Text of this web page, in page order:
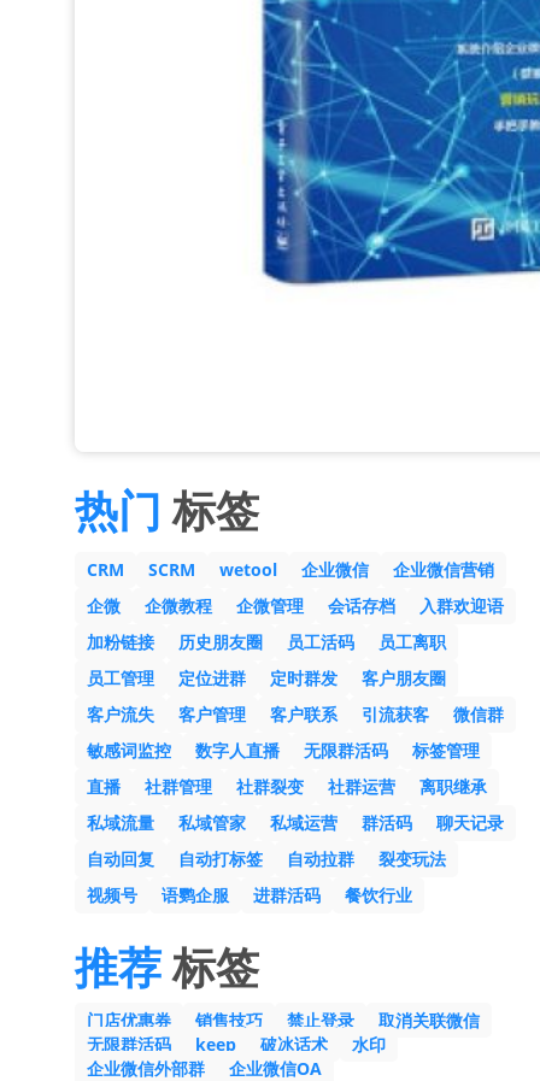
热门 标签
CRM SCRM wetool 企业微信
企业微信营销
企微
企微教程 企微管理 会话存档
入群欢迎语
加粉链接
历史朋友圈 员工活码
员工离职
员工管理
定位进群 定时群发
客户朋友圈
客户流失
客户管理 客户联系 引流获客
微信群
敏感词监控
数字人直播 无限群活码
标签管理
直播
社群管理 社群裂变 社群运营
离职继承
私域流量
私域管家 私域运营 群活码
聊天记录
自动回复
自动打标签 自动拉群
裂变玩法
视频号
语鹦企服 进群活码 餐饮行业
推荐标签
门店优惠券 销售技巧 禁止登录
取消关联微信
无限群活码
keep 破冰话术
水印
企业微信外部群
企业微信OA